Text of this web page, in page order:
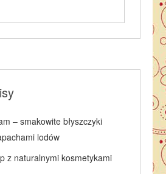
– smakowite błyszczyki
lodów
z naturalnymi kosmetykami